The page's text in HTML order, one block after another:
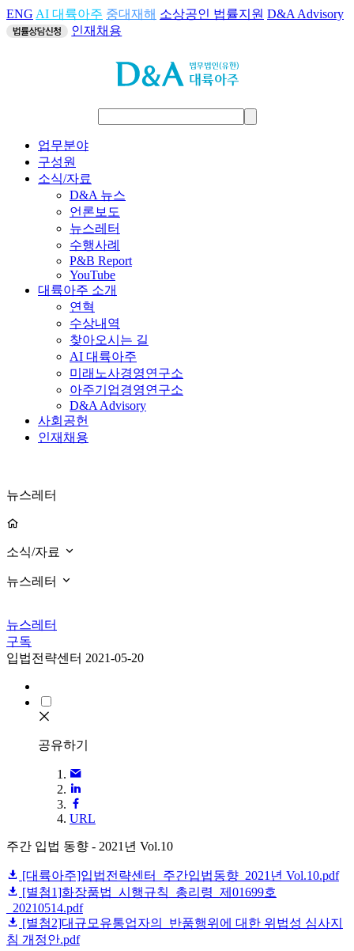
ENG AI 대륙아주 중대재해 소상공인 법률지원 D&A Advisory
인재채용
업무분야
구성원
소식/자료
D&A 뉴스
언론보도
뉴스레터
수행사례
P&B Report
YouTube
대륙아주 소개
연혁
수상내역
찾아오시는 길
AI 대륙아주
미래노사경영연구소
아주기업경영연구소
D&A Advisory
사회공헌
인재채용
뉴스레터
소식/자료
뉴스레터
뉴스레터
구독
입법전략센터 2021-05-20
공유하기
URL
주간 입법 동향 - 2021년 Vol.10
[대륙아주]입법전략센터_주간입법동향_2021년 Vol.10.pdf
[별첨1]화장품법_시행규칙_총리령_제01699호
_20210514.pdf
[별첨2]대규모유통업자의_반품행위에 대한 위법성 심사지
침 개정안.pdf